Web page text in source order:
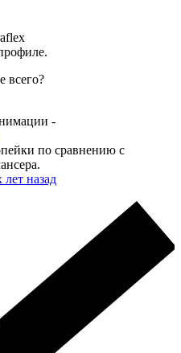
всего?
-
по сравнению с
лет назад